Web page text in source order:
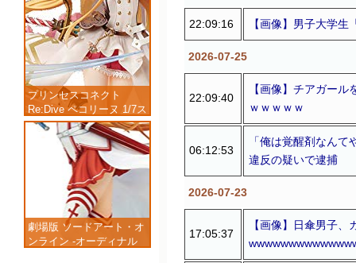
プリンセスコネクト
Re:Dive ペコリーヌ 1/7ス
ケール 塗装済み完成品フ
ィギュア
劇場版 ソードアート・オ
ンライン -オーディナル
22:09:16 【画像】男子大学
2026-07-25
22:09:40
【画像】チアガー
ｗｗｗｗｗ
06:12:53
「俺は覚醒剤なん
違反の疑いで逮捕
2026-07-23
17:05:37
【画像】日傘男子